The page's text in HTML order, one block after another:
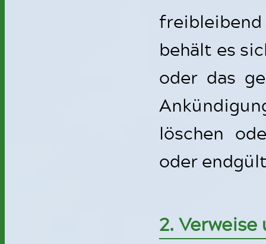
behält es
oder das
löschen
oder
2. Verweise